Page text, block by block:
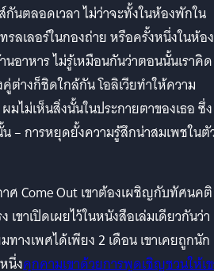
กันตลอดเวลา ไม่ว่าจะทั้งในห้องพักใน
ทรลเลอร์ในกองถ่าย หรือครั้งหนึ่งในห้อง
นอาหาร ไม่รู้เหมือนกันว่าตอนนั้นเราคิด
ต่างก็ชิดใกล้กัน โอลิเวียทำให้ความ
ไม่เห็นสิ่งนั้นในประกายตาของเธอ ซึ่ง
– การหยุดยั้งความรู้สึกน่าสมเพชในตั
ศ Come Out เขาต้องเผชิญกับทัศนคติ
เขาเปิดเผยไว้ในหนังสือเล่มเดียวกันว่า
างเพศได้เพียง 2 เดือน เขาเคยถูกนัก
นึ่งคุกคามเขาด้วยการพูดเชิญชวนให้เ